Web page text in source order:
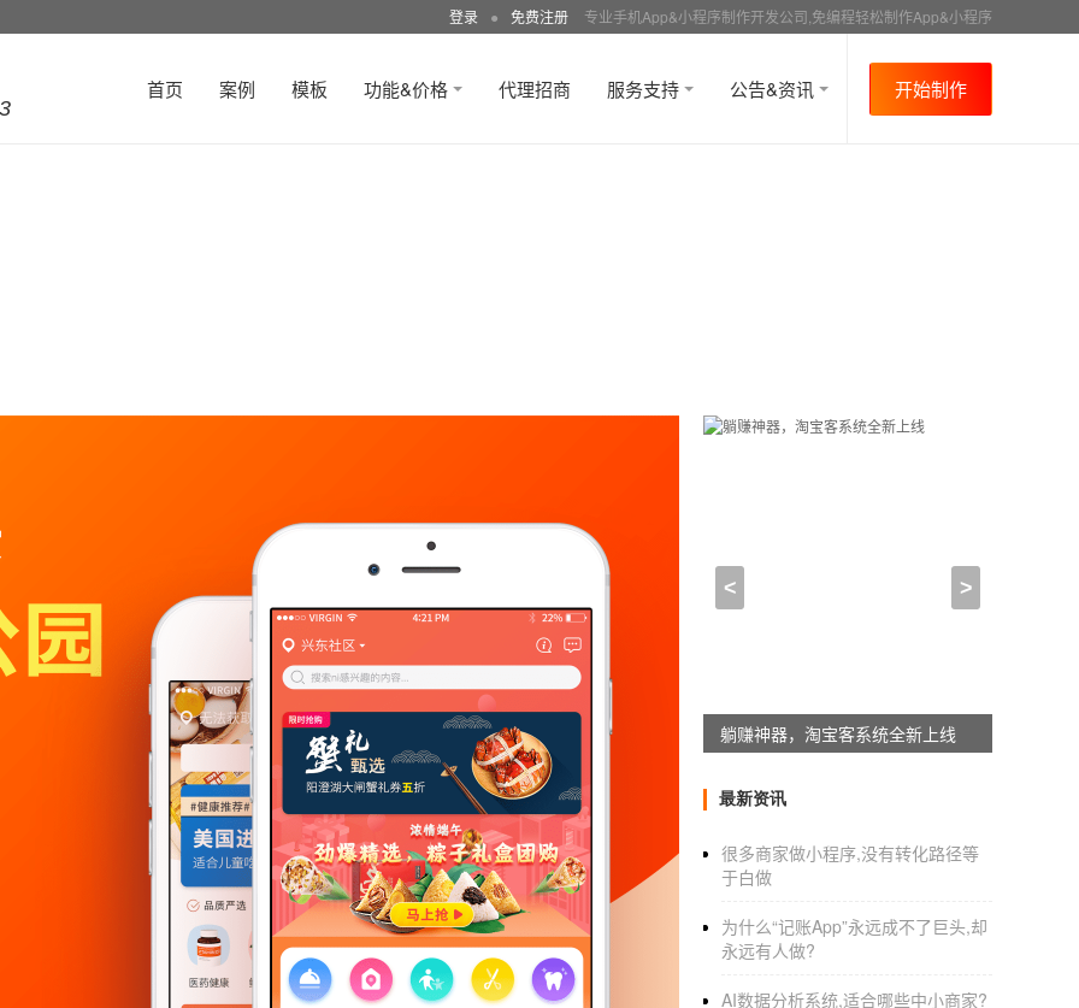
登录 ● 免费注册 专业手机App&小程序制作开发公司,免编程轻松制作App&小程序
首页 案例 模板 功能&价格 代理招商 服务支持 公告&资讯 开始制作
2021-12-13 11:00:00
移动互联网的发展势头越来越猛。线下的企
知道什么呢？让我们来看看牛皋科技边肖公司
熟悉开发制作流程。
虽然说APP开发的工作可以由*APP开发公司
< >
躺赚神器，淘宝客系统全新上线
最新资讯
很多商家做小程序,没有转化路径等
于白做
为什么“记账App”永远成不了巨头,却
永远有人做?
AI数据分析系统,适合哪些中小商家?